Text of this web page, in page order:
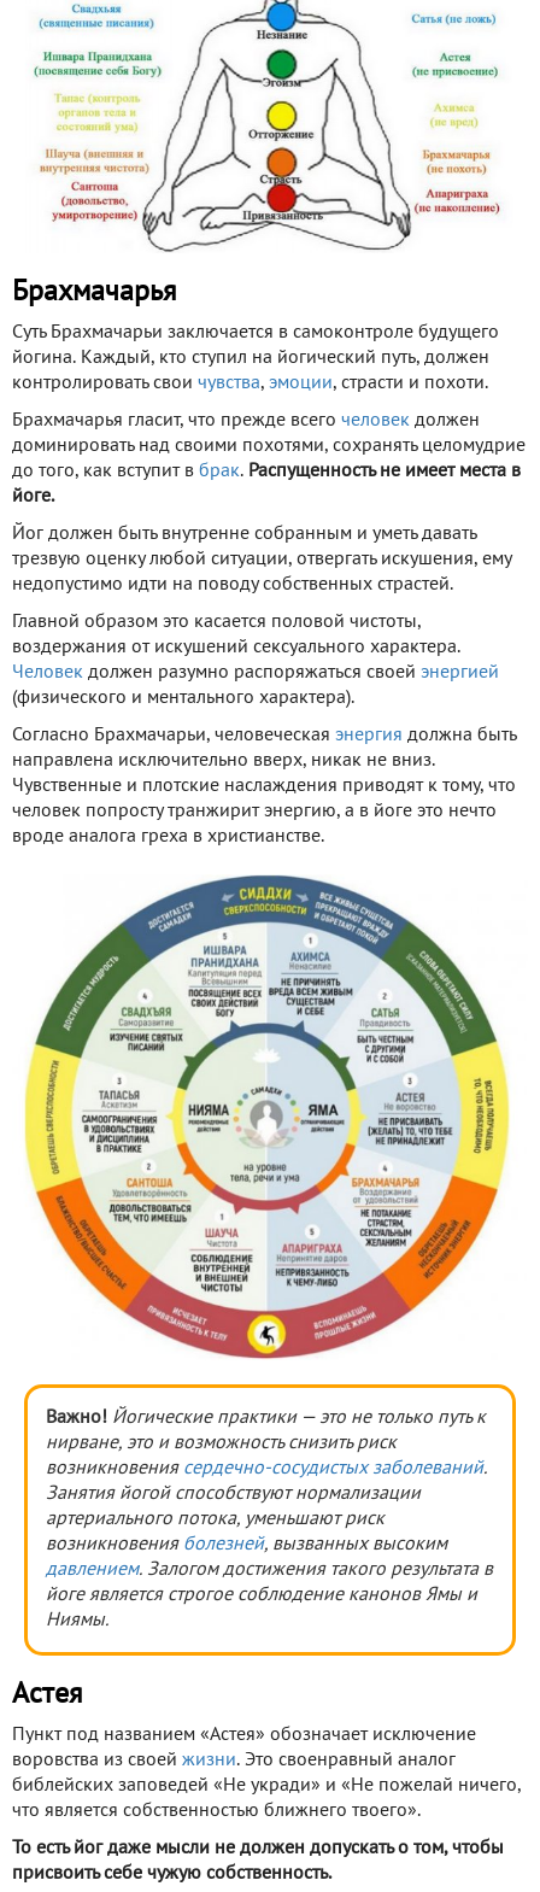
Брахмачарья
Суть Брахмачарьи заключается в самоконтроле будущего
йогина. Каждый, кто ступил на йогический путь, должен
контролировать свои чувства, эмоции, страсти и похоти.
Брахмачарья гласит, что прежде всего человек должен
доминировать над своими похотями, сохранять целомудрие
до того, как вступит в брак. Распущенность не имеет места в
йоге.
Йог должен быть внутренне собранным и уметь давать
трезвую оценку любой ситуации, отвергать искушения, ему
недопустимо идти на поводу собственных страстей.
Главной образом это касается половой чистоты,
воздержания от искушений сексуального характера.
Человек должен разумно распоряжаться своей энергией
(физического и ментального характера).
Согласно Брахмачарьи, человеческая энергия должна быть
направлена исключительно вверх, никак не вниз.
Чувственные и плотские наслаждения приводят к тому, что
человек попросту транжирит энергию, а в йоге это нечто
вроде аналога греха в христианстве.
Важно! Йогические практики — это не только путь к
нирване, это и возможность снизить риск
возникновениясердечно-сосудистых заболеваний.
Занятия йогой способствуют нормализации
артериального потока, уменьшают риск
возникновения болезней, вызванных высоким
давлением. Залогом достижения такого результата в
йоге является строгое соблюдение канонов Ямы и
Ниямы.
Астея
Пункт под названием «Астея» обозначает исключение
воровства из своей жизни. Это своенравный аналог
библейских заповедей «Не укради» и «Не пожелай ничего,
что является собственностью ближнего твоего».
То есть йог даже мысли не должен допускать о том, чтобы
присвоить себе чужую собственность.